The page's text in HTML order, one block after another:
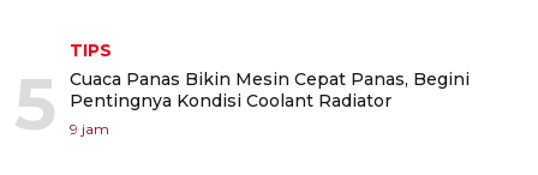
5
TIPS
Cuaca Panas Bikin Mesin Cepat Panas, Begini
Pentingnya Kondisi Coolant Radiator
9 jam